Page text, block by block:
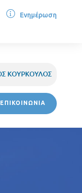
Ενημέρωση
ΕΠΙΚΟΙΝΩΝΙΑ